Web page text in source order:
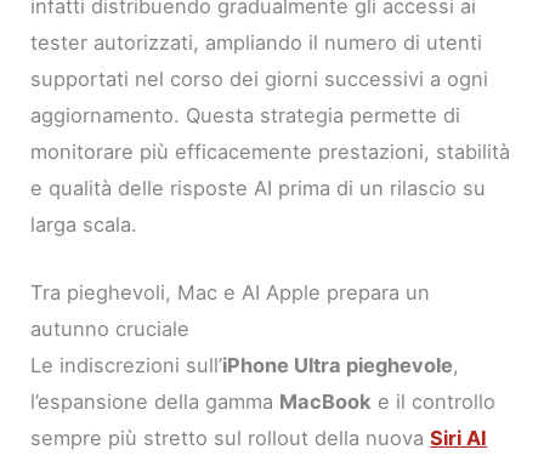
infatti distribuendo gradualmente gli accessi ai
tester autorizzati, ampliando il numero di utenti
supportati nel corso dei giorni successivi a ogni
aggiornamento. Questa strategia permette di
monitorare più efficacemente prestazioni, stabilità
e qualità delle risposte AI prima di un rilascio su
larga scala.
Tra pieghevoli, Mac e AI Apple prepara un
autunno cruciale
Le indiscrezioni sull’iPhone Ultra pieghevole,
l’espansione della gamma MacBook e il controllo
sempre più stretto sul rollout della nuovaSiri AI